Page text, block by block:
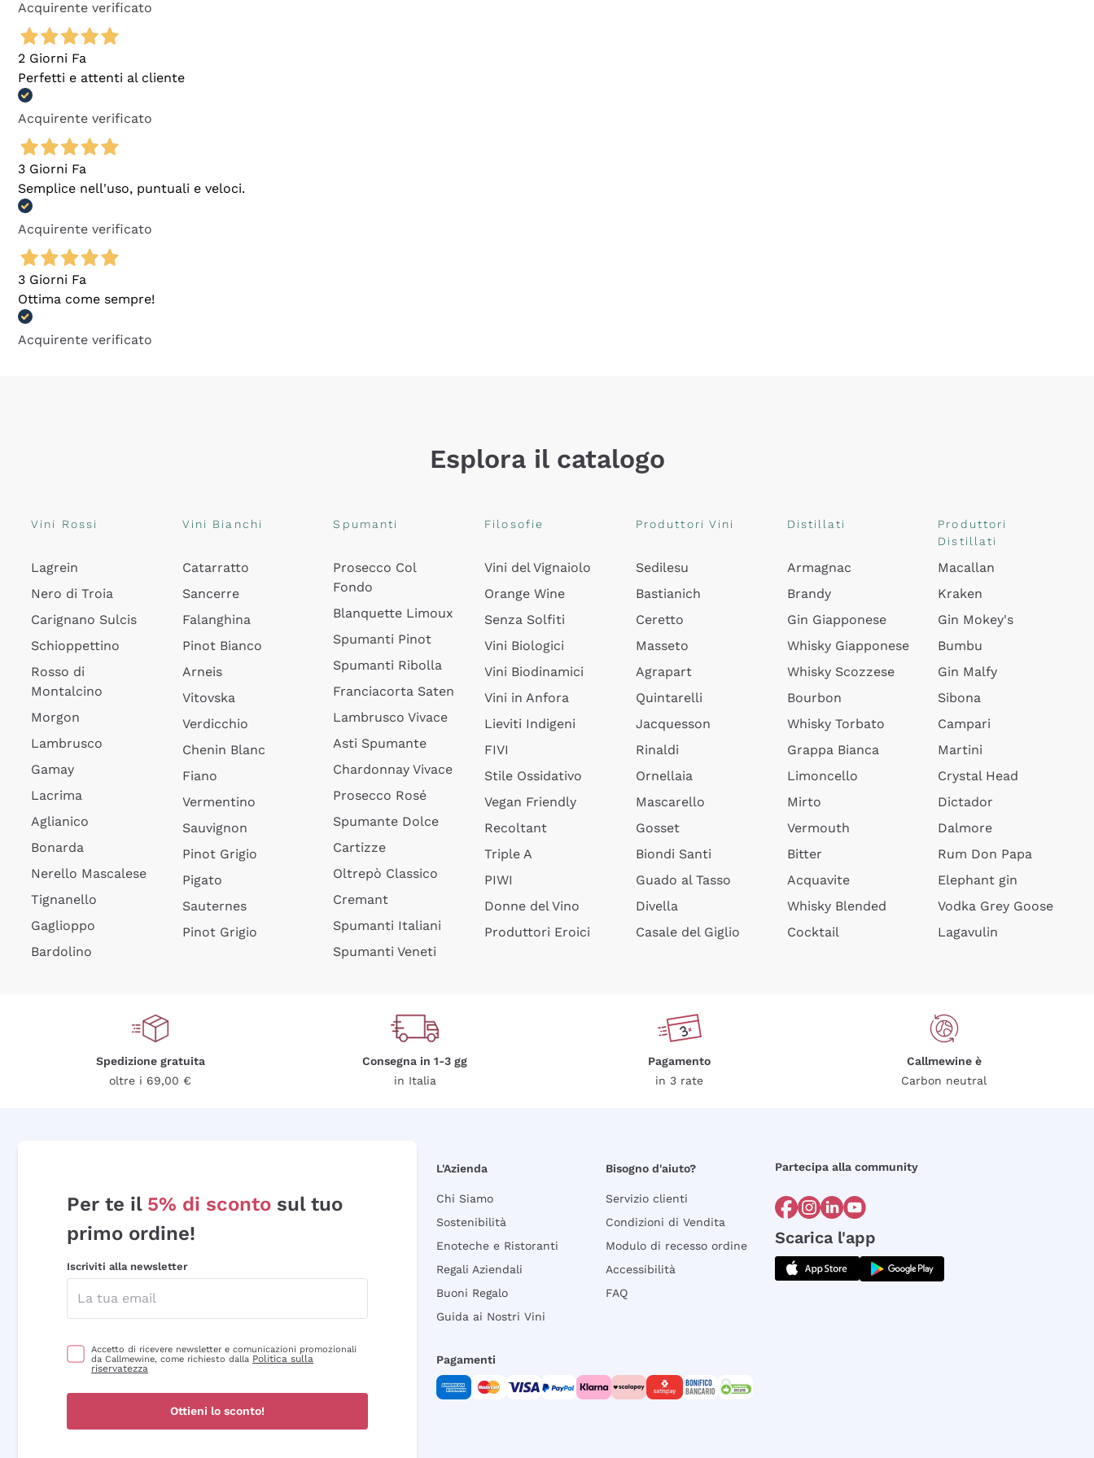
Acquirente verificato
2 Giorni Fa
Perfetti e attenti al cliente
Acquirente verificato
3 Giorni Fa
Semplice nell'uso, puntuali e veloci.
Acquirente verificato
3 Giorni Fa
Ottima come sempre!
Acquirente verificato
Esplora il catalogo
Vini Rossi
Lagrein
Nero di Troia
Carignano Sulcis
Schioppettino
Rosso di
Montalcino
Morgon
Lambrusco
Gamay
Lacrima
Aglianico
Bonarda
Nerello Mascalese
Tignanello
Gaglioppo
Bardolino
Vini Bianchi
Catarratto
Sancerre
Falanghina
Pinot Bianco
Arneis
Vitovska
Verdicchio
Chenin Blanc
Fiano
Vermentino
Sauvignon
Pinot Grigio
Pigato
Sauternes
Pinot Grigio
Spumanti
Prosecco Col
Fondo
Blanquette Limoux
Spumanti Pinot
Spumanti Ribolla
Franciacorta Saten
Lambrusco Vivace
Asti Spumante
Chardonnay Vivace
Prosecco Rosé
Spumante Dolce
Cartizze
Oltrepò Classico
Cremant
Spumanti Italiani
Spumanti Veneti
Filosofie
Vini del Vignaiolo
Orange Wine
Senza Solfiti
Vini Biologici
Vini Biodinamici
Vini in Anfora
Lieviti Indigeni
FIVI
Stile Ossidativo
Vegan Friendly
Recoltant
Triple A
PIWI
Donne del Vino
Produttori Eroici
Produttori Vini
Sedilesu
Bastianich
Ceretto
Masseto
Agrapart
Quintarelli
Jacquesson
Rinaldi
Ornellaia
Mascarello
Gosset
Biondi Santi
Guado al Tasso
Divella
Casale del Giglio
Distillati
Armagnac
Brandy
Gin Giapponese
Whisky Giapponese
Whisky Scozzese
Bourbon
Whisky Torbato
Grappa Bianca
Limoncello
Mirto
Vermouth
Bitter
Acquavite
Whisky Blended
Cocktail
Produttori
Distillati
Macallan
Kraken
Gin Mokey's
Bumbu
Gin Malfy
Sibona
Campari
Martini
Crystal Head
Dictador
Dalmore
Rum Don Papa
Elephant gin
Vodka Grey Goose
Lagavulin
Spedizione gratuita
oltre i 69,00 €
Consegna in 1-3 gg
in Italia
Pagamento
in 3 rate
Callmewine è
Carbon neutral
Per te il 5% di sconto sul tuo
primo ordine!
Iscriviti alla newsletter
Accetto di ricevere newsletter e comunicazioni promozionali
da Callmewine, come richiesto dalla Politica sulla
riservatezza
Ottieni lo sconto!
L'Azienda
Chi Siamo
Sostenibilità
Enoteche e Ristoranti
Regali Aziendali
Buoni Regalo
Guida ai Nostri Vini
Bisogno d'aiuto?
Servizio clienti
Condizioni di Vendita
Modulo di recesso ordine
Accessibilità
FAQ
Partecipa alla community
Scarica l'app
Pagamenti